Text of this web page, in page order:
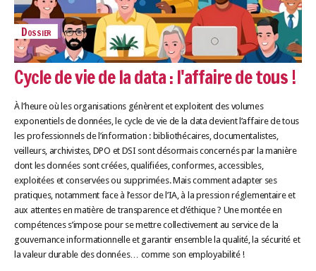
Dossier
Cycle de vie de la data : l'affaire de tous !
À l’heure où les organisations génèrent et exploitent des volumes
exponentiels de données, le cycle de vie de la data devient l’affaire de tous
les professionnels de l’information : bibliothécaires, documentalistes,
veilleurs, archivistes, DPO et DSI sont désormais concernés par la manière
dont les données sont créées, qualifiées, conformes, accessibles,
exploitées et conservées ou supprimées. Mais comment adapter ses
pratiques, notamment face à l’essor de l’IA, à la pression réglementaire et
aux attentes en matière de transparence et d’éthique ? Une montée en
compétences s’impose pour se mettre collectivement au service de la
gouvernance informationnelle et garantir ensemble la qualité, la sécurité et
la valeur durable des données… comme son employabilité !